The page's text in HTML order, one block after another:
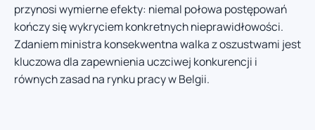
przynosi wymierne efekty: niemal połowa postępowań
kończy się wykryciem konkretnych nieprawidłowości.
Zdaniem ministra konsekwentna walka z oszustwami jest
kluczowa dla zapewnienia uczciwej konkurencji i
równych zasad na rynku pracy w Belgii.